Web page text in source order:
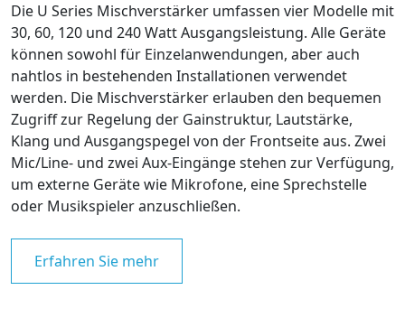
Die U Series Mischverstärker umfassen vier Modelle mit
30, 60, 120 und 240 Watt Ausgangsleistung. Alle Geräte
können sowohl für Einzelanwendungen, aber auch
nahtlos in bestehenden Installationen verwendet
werden. Die Mischverstärker erlauben den bequemen
Zugriff zur Regelung der Gainstruktur, Lautstärke,
Klang und Ausgangspegel von der Frontseite aus. Zwei
Mic/Line- und zwei Aux-Eingänge stehen zur Verfügung,
um externe Geräte wie Mikrofone, eine Sprechstelle
oder Musikspieler anzuschließen.
Erfahren Sie mehr